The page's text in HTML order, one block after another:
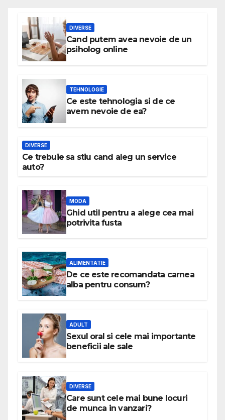
DIVERSE
Cand putem avea nevoie de un
psiholog online
TEHNOLOGIE
Ce este tehnologia si de ce
avem nevoie de ea?
DIVERSE
Ce trebuie sa stiu cand aleg un service
auto?
MODA
Ghid util pentru a alege cea mai
potrivita fusta
ALIMENTATIE
De ce este recomandata carnea
alba pentru consum?
ADULT
Sexul oral si cele mai importante
beneficii ale sale
DIVERSE
Care sunt cele mai bune locuri
de munca in vanzari?